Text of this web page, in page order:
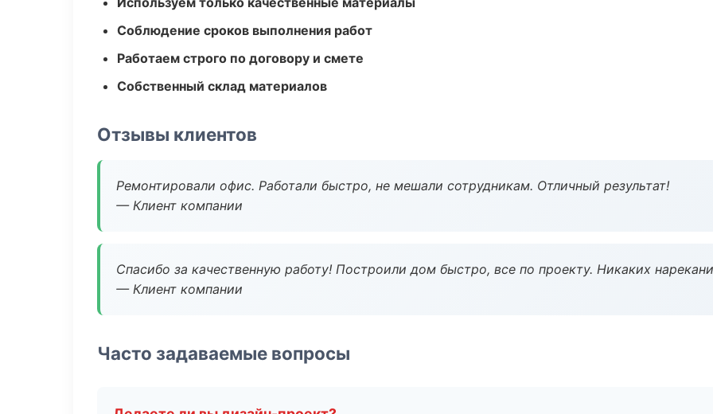
Соблюдение сроков выполнения работ
Работаем строго по договору и смете
Собственный склад материалов
Отзывы клиентов
Ремонтировали офис. Работали быстро, не мешали сотрудникам. Отличный результат!
— Клиент компании
Спасибо за качественную работу! Построили дом быстро, все по проекту. Никаких
— Клиент компании
Часто задаваемые вопросы